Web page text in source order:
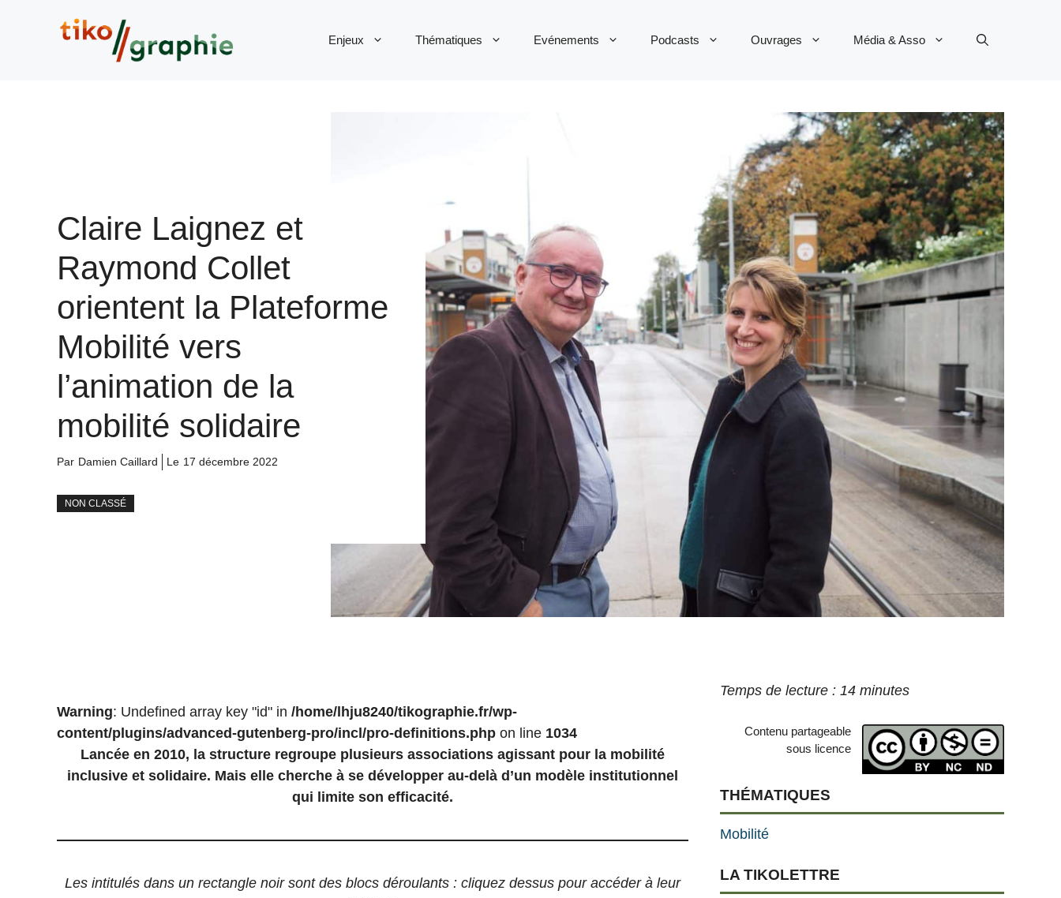
Enjeux Thématiques Evénements Podcasts Ouvrages Média & Asso
Claire Laignez et
Raymond Collet
orientent la Plateforme
Mobilité vers
l’animation de la
mobilité solidaire
Par Damien Caillard Le 17 décembre 2022
NON CLASSÉ
Warning: Undefined array key "id" in /home/lhju8240/tikographie.fr/wp-
content/plugins/advanced-gutenberg-pro/incl/pro-definitions.php on line 1034
Lancée en 2010, la structure regroupe plusieurs associations agissant pour la mobilité
inclusive et solidaire. Mais elle cherche à se développer au-delà d’un modèle institutionnel
qui limite son efficacité.
Les intitulés dans un rectangle noir sont des blocs déroulants : cliquez dessus pour accéder à leur
Contenu partageable
sous licence
THÉMATIQUES
Mobilité
LA TIKOLETTRE